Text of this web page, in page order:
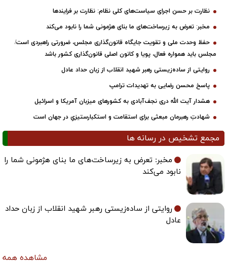
نظارت بر حسن اجرای سیاست‌های کلی نظام: نظارت بر فرایندها
مخبر: تعرض به زیرساخت‌های ما بنای هژمونی شما را نابود می‌کند
حفظ وحدت ملی و تقویت جایگاه قانون‌گذاری مجلس، ضرورتی راهبردی است/
مجلس باید همواره فعال، پویا و کانون اصلی قانون‌گذاری کشور باشد
روایتی از ساده‌زیستی رهبر شهید انقلاب از زبان حداد عادل
پاسخ محسن رضایی به تهدیدات ترامپ
هشدار آیت الله دری نجف‌آبادی به کشورهای میزبان آمریکا و اسرائیل
شهادتِ رهبرمان مبعثی برای استقامت و استکبارستیزیِ در جهان است
مجمع تشخیص در رسانه ها
مخبر: تعرض به زیرساخت‌های ما بنای هژمونی شما را
نابود می‌کند
روایتی از ساده‌زیستی رهبر شهید انقلاب از زبان حداد
عادل
مشاهده همه